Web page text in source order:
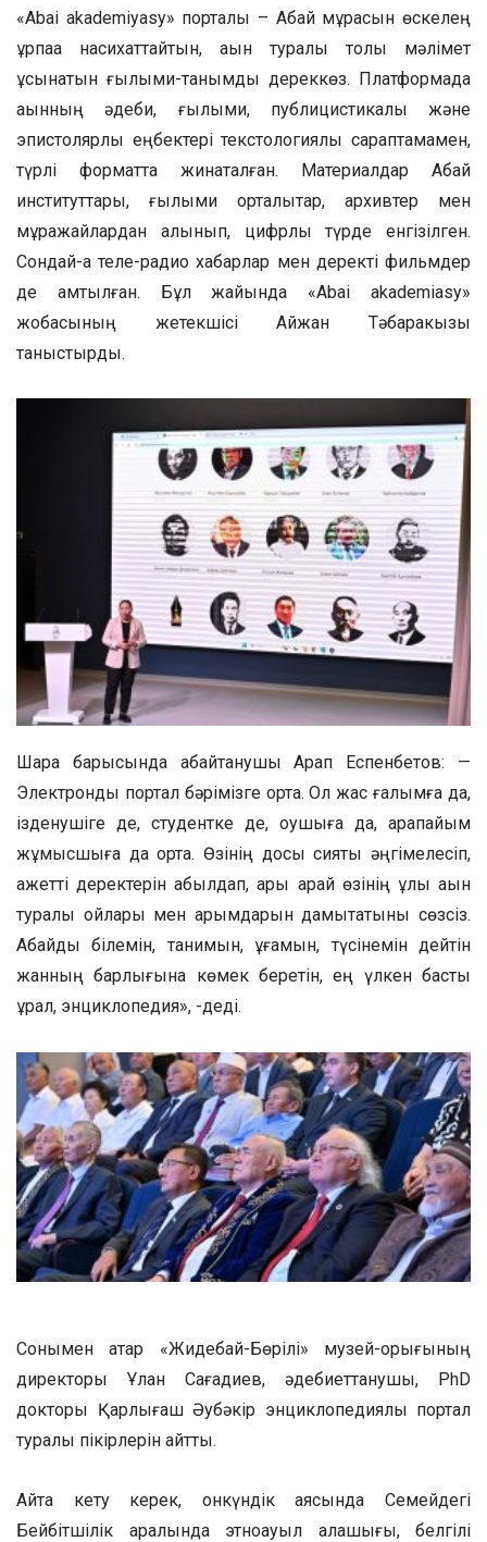
«Abai akademiyasy» порталы – Абай мұрасын өскелең
ұрпаққа насихаттайтын, ақын туралы толық мәлімет
ұсынатын ғылыми-танымдық дереккөз. Платформада
ақынның әдеби, ғылыми, публицистикалық және
эпистолярлық еңбектері текстологиялық сараптамамен,
түрлі форматта жинақталған. Материалдар Абай
институттары, ғылыми орталықтар, архивтер мен
мұражайлардан алынып, цифрлы түрде енгізілген.
Сондай-ақ теле-радио хабарлар мен деректі фильмдер
де қамтылған. Бұл жайында «Abai akademiasy»
жобасының жетекшісі Айжан Тәбаракқызы
таныстырды.
Шара барысында абайтанушы Арап Еспенбетов: —
Электрондық портал бәрімізге ортақ. Ол жас ғалымға да,
ізденушіге де, студентке де, оқушыға да, қарапайым
жұмысшыға да ортақ. Өзінің досы сияқты әңгімелесіп,
қажетті деректерін қабылдап, ары қарай өзінің ұлы ақын
туралы ойлары мен қарымдарын дамытатыны сөзсіз.
Абайды білемін, танимын, ұғамын, түсінемін дейтін
жанның барлығына көмек беретін, ең үлкен басты
құрал, энциклопедия», -деді.
Сонымен қатар «Жидебай-Бөрілі» музей-қорығының
директоры Ұлан Сағадиев, әдебиеттанушы, PhD
докторы Қарлығаш Әубәкір энциклопедиялық портал
туралы пікірлерін айтты.
Айта кету керек, онкүндік аясында Семейдегі
Бейбітшілік аралында этноауыл қалашығы, белгілі